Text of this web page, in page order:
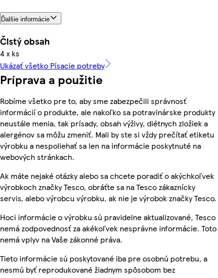
Ďalšie informácie
Čistý obsah
4 x ks
Ukázať všetko Písacie potreby
Príprava a použitie
Robíme všetko pre to, aby sme zabezpečili správnosť
informácií o produkte, ale nakoľko sa potravinárske produkty
neustále menia, tak prísady, obsah výživy, diétnych zložiek a
alergénov sa môžu zmeniť. Mali by ste si vždy prečítať etiketu
výrobku a nespoliehať sa len na informácie poskytnuté na
webových stránkach.
Ak máte nejaké otázky alebo sa chcete poradiť o akýchkoľvek
výrobkoch značky Tesco, obráťte sa na Tesco zákaznícky
servis, alebo výrobcu výrobku, ak nie je výrobok značky Tesco.
Hoci informácie o výrobku sú pravidelne aktualizované, Tesco
nemá zodpovednosť za akékoľvek nesprávne informácie. Toto
nemá vplyv na Vaše zákonné práva.
Tieto informácie sú poskytované iba pre osobnú potrebu, a
nesmú byť reprodukované žiadnym spôsobom bez